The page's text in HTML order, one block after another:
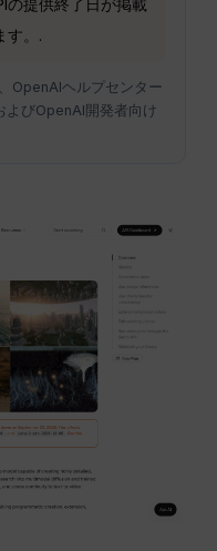
の提供終了日が掲載
す。.
OpenAIヘルプセンター
よびOpenAI開発者向け